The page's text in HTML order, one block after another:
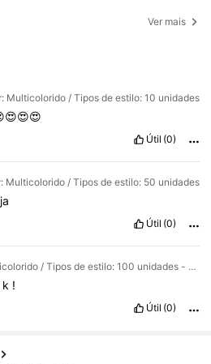
Ver mais
Multicolorido / Tipos de estilo: 10 unidades
Útil (0)
Multicolorido / Tipos de estilo: 50 unidades
Útil (0)
Cor: Multicolorido / Tipos de estilo: 100 unidades - as meninas querem mais
k !
Útil (0)
2.1K Seguidores